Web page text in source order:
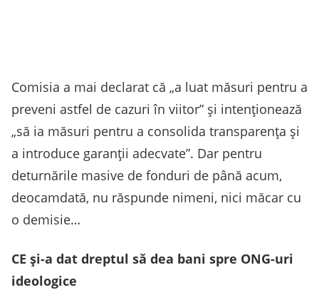
Comisia a mai declarat că „a luat măsuri pentru a
preveni astfel de cazuri în viitor” și intenționează
„să ia măsuri pentru a consolida transparența și
a introduce garanții adecvate”. Dar pentru
deturnările masive de fonduri de până acum,
deocamdată, nu răspunde nimeni, nici măcar cu
o demisie…
CE și-a dat dreptul să dea bani spre ONG-uri
ideologice